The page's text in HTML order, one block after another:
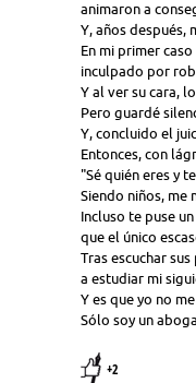
animaron a
Y, años después,
En mi primer
inculpado por
Y al ver su cara,
Pero guardé
Y, concluido el
Entonces, con
"Sé quién eres y
Siendo niños, me
Incluso te puse
que el único
Tras escuchar
a estudiar mi
Y es que yo no
Sólo soy un
+2